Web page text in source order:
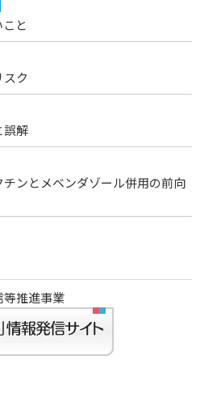
と
ク
誤解
ンとメベンダゾール併用の前向
等推進事業